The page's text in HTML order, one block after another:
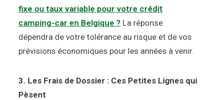
fixe ou taux variable pour votre crédit
camping-car en Belgique ? La réponse
dépendra de votre tolérance au risque et de vos
prévisions économiques pour les années à venir.
3. Les Frais de Dossier : Ces Petites Lignes qui
Pèsent